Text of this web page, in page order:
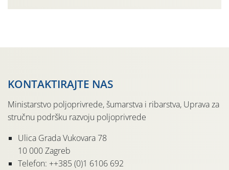
KONTAKTIRAJTE NAS
Ministarstvo poljoprivrede, šumarstva i ribarstva, Uprava za
stručnu podršku razvoju poljoprivrede
Ulica Grada Vukovara 78
10 000 Zagreb
Telefon: ++385 (0)1 6106 692